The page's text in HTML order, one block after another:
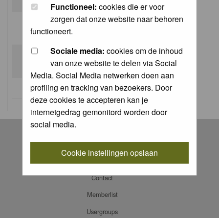
Functioneel: cookies die er voor
zorgen dat onze website naar behoren
functioneert.
Sociale media: cookies om de inhoud
van onze website te delen via Social
Media. Social Media netwerken doen aan
profiling en tracking van bezoekers. Door
deze cookies te accepteren kan je
internetgedrag gemonitord worden door
social media.
Cookie instellingen opslaan
Log me on automatically each visit:
I forgot my password
Log in
Contact
Memberlist
Usergroups